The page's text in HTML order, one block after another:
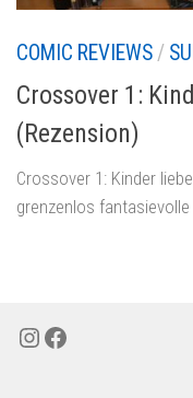
COMIC REVIEWS /
Crossover 1:
(Rezension)
Crossover 1: Kinder
grenzenlos
Instagram
Facebook